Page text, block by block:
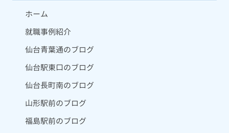
ホーム
就職事例紹介
仙台青葉通のブログ
仙台駅東口のブログ
仙台長町南のブログ
山形駅前のブログ
福島駅前のブログ